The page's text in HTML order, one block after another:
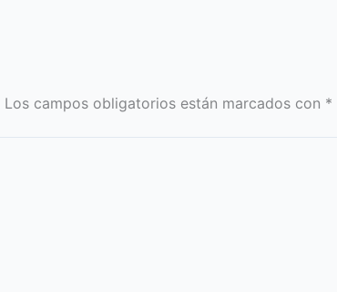
Los campos obligatorios están marcados con *